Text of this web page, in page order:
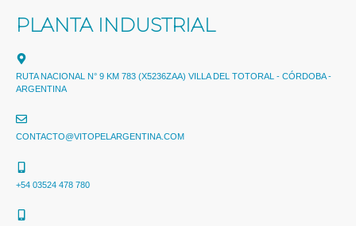
PLANTA INDUSTRIAL
RUTA NACIONAL N° 9 KM 783 (X5236ZAA) VILLA DEL TOTORAL - CÓRDOBA -
ARGENTINA
CONTACTO@VITOPELARGENTINA.COM
+54 03524 478 780​